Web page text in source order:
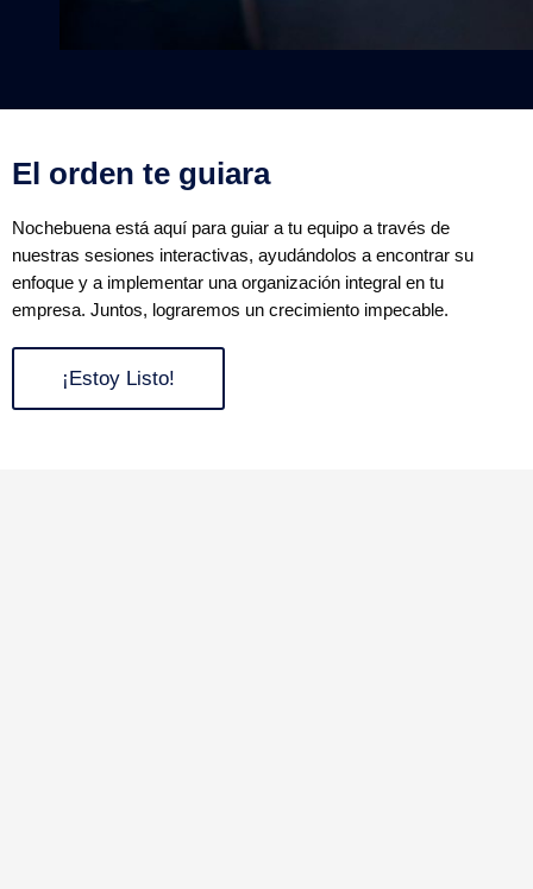
El orden te guiara
Nochebuena está aquí para guiar a tu equipo a través de
nuestras sesiones interactivas, ayudándolos a encontrar su
enfoque y a implementar una organización integral en tu
empresa. Juntos, lograremos un crecimiento impecable.
¡Estoy Listo!